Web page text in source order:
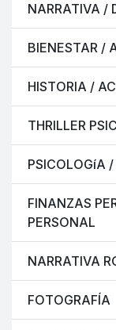
NARRATIVA /
BIENESTAR /
HISTORIA /
THRILLER
PSICOLOGíA
FINANZAS
PERSONAL
NARRATIVA
FOTOGRAFÍA